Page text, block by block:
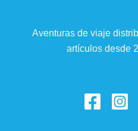
Aventuras de viaje
artículos desde